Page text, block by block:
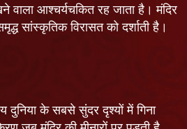
वाला आश्चर्यचकित रह जाता है। मंदिर
सांस्कृतिक विरासत को दर्शाती है।
दुनिया के सबसे सुंदर दृश्यों में गिना